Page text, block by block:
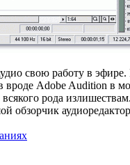
свою работу в
вроде Adobe Audition в
рода излишествам.
обзорчик